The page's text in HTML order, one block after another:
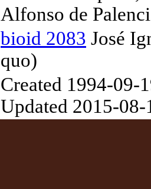
Alfonso de
bioid 2083 José
quo)
Created 1994-09-
Updated 2015-08-